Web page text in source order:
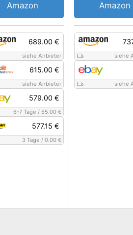
689.00 €
siehe Anbieter
615.00 €
siehe Anbieter
579.00 €
6-7 Tage / 55.00 €
577.15 €
3 Tage / 0.00 €
Amazon
siehe
siehe
Amazon